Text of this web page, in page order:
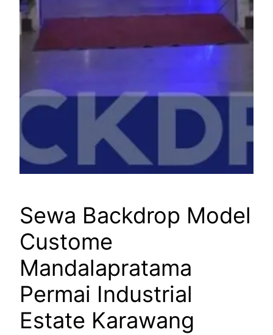
Sewa Backdrop Model
Custome
Mandalapratama
Permai Industrial
Estate Karawang